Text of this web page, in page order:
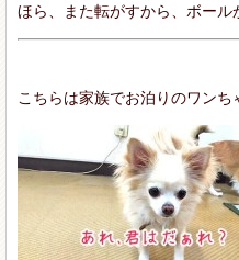
ほら、また転がすから、ボール
こちらは家族でお泊りのワンち